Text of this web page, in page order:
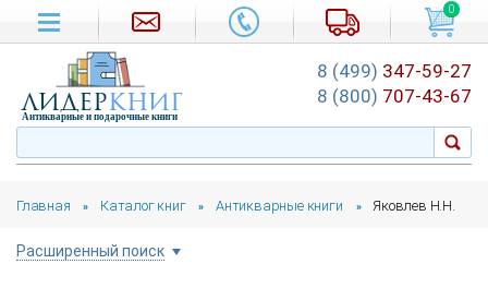
Главная » Каталог книг » Антикварные книги » Яковлев Н.Н.
Расширенный поиск
0
лидеркниг
Антикварные и подарочные книги
8 (499) 347-59-27
8 (800) 707-43-67